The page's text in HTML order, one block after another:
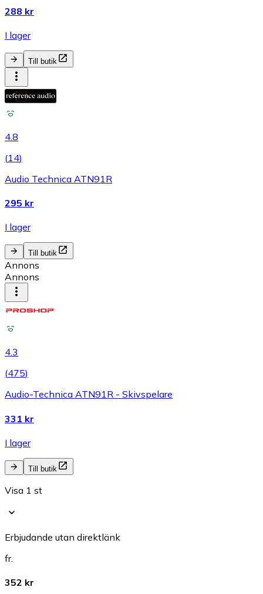
288 kr
I lager
Till butik
4.8
(14)
Audio Technica ATN91R
295 kr
I lager
Till butik
Annons
Annons
4.3
(475)
Audio-Technica ATN91R - Skivspelare
331 kr
I lager
Till butik
Visa 1 st
Erbjudande utan direktlänk
fr.
352 kr